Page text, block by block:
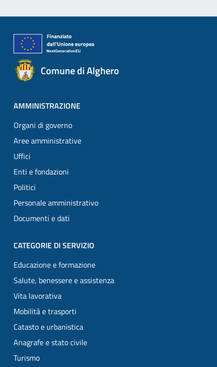
Comune di Alghero
AMMINISTRAZIONE
Organi di governo
Aree amministrative
Uffici
Enti e fondazioni
Politici
Personale amministrativo
Documenti e dati
CATEGORIE DI SERVIZIO
Educazione e formazione
Salute, benessere e assistenza
Vita lavorativa
Mobilità e trasporti
Catasto e urbanistica
Anagrafe e stato civile
Turismo